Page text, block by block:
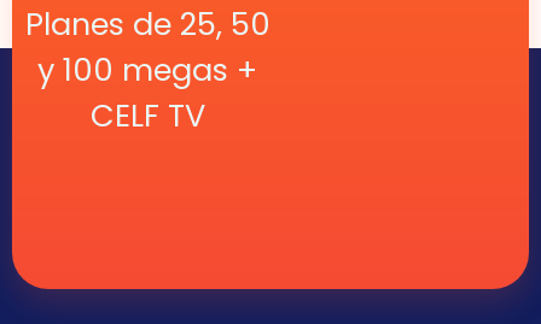
Planes de 25, 50
y 100 megas +
CELF TV